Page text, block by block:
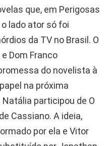
que, em Perigosas
lado ator só foi
da TV no Brasil. O
Dom Franco
do novelista à
na próxima
participou de O
Cassiano. A ideia,
por ela e Vitor